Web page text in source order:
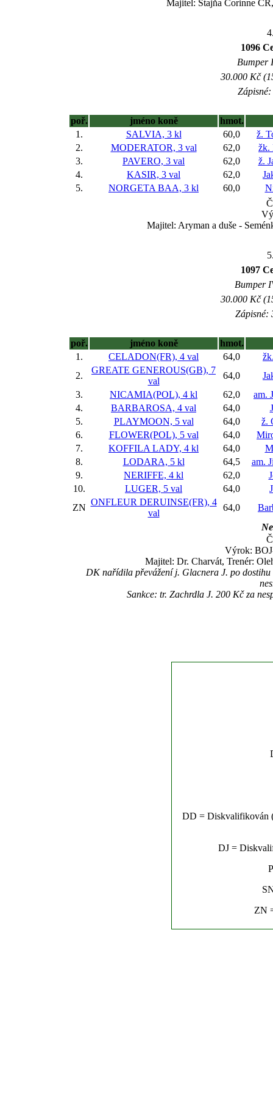
Majitel: Stajňa Corinne
1096
Bumper
30.000 Kč
poř. jméno koně
hmot.
1.
SALVIA, 3 kl 60,0
ž.
2.
MODERATOR, 3 val 62,0
žk.
3.
PAVERO, 3 val 62,0
ž.
4.
KASIR, 3 val 62,0
5.
NORGETA BAA, 3 kl 60,0
Majitel: Aryman a duše -
1097
Bumper
30.000 Kč
Zápisné:
poř. jméno koně
hmot.
1.
CELADON(FR), 4 val 64,0
2.
GREATE GENEROUS(GB), 7
val
64,0
3.
NICAMIA(POL), 4 kl 62,0
am.
4.
BARBAROSA, 4 val 64,0
5.
PLAYMOON, 5 val 64,0
ž.
6.
FLOWER(POL), 5 val 64,0
7.
KOFFILA LADY, 4 kl 64,0
8.
LODARA, 5 kl 64,5
am.
9.
NERIFFE, 4 kl 62,0
10.
LUGER, 5 val 64,0
ZN
ONFLEUR DERUINSE(FR), 4
val
64,0
Výrok:
Majitel: Dr. Charvát, Trenér:
DK nařídila převážení j. Glacnera J. po dostihu
Sankce: tr. Zachrdla J. 200 Kč za
DD = Diskvalifikován
DJ =
ZN